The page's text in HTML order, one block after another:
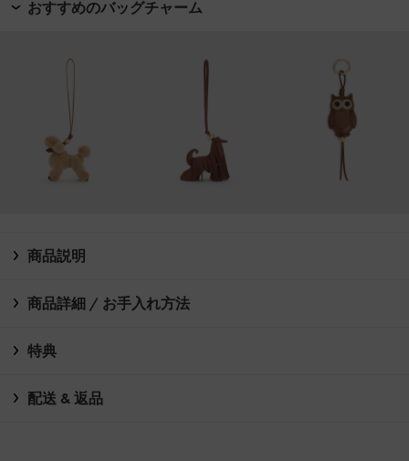
おすすめのバッグチャーム
商品説明
商品詳細 / お手入れ方法
特典
配送 & 返品